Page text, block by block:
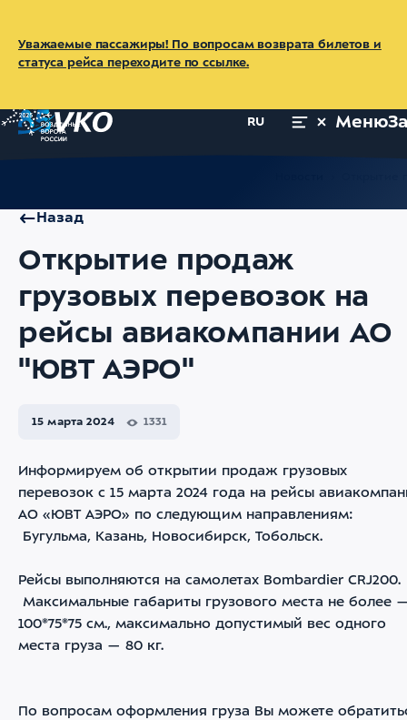
Уважаемые пассажиры! По вопросам возврата билетов и
статуса рейса переходите по ссылке.
RU Меню
Назад
Открытие продаж
грузовых перевозок на
рейсы авиакомпании АО
"ЮВТ АЭРО"
15 марта 2024 1331
Информируем об открытии продаж грузовых
перевозок с 15 марта 2024 года на рейсы
АО «ЮВТ АЭРО» по следующим направлениям:
Бугульма, Казань, Новосибирск, Тобольск.
Рейсы выполняются на самолетах Bombardier CRJ200.
Максимальные габариты грузового места не более
100*75*75 см., максимально допустимый вес одного
места груза — 80 кг.
По вопросам оформления груза Вы можете